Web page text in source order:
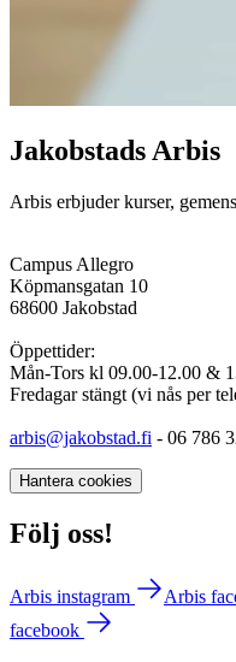
Jakobstads Arbis
Arbis erbjuder kurser,
Campus Allegro
Köpmansgatan 10
68600 Jakobstad
Öppettider:
Mån-Tors kl 09.00-12.00 &
Fredagar stängt (vi nås per
arbis@jakobstad.fi - 06 786
Hantera cookies
Följ oss!
Arbis instagram Arbis
facebook